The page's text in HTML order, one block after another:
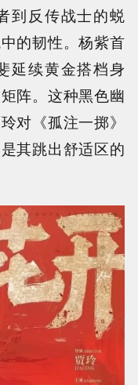
到反传战士的蜕
的韧性。杨紫首
延续黄金搭档身
阵。这种黑色幽
对《孤注一掷》
其跳出舒适区的